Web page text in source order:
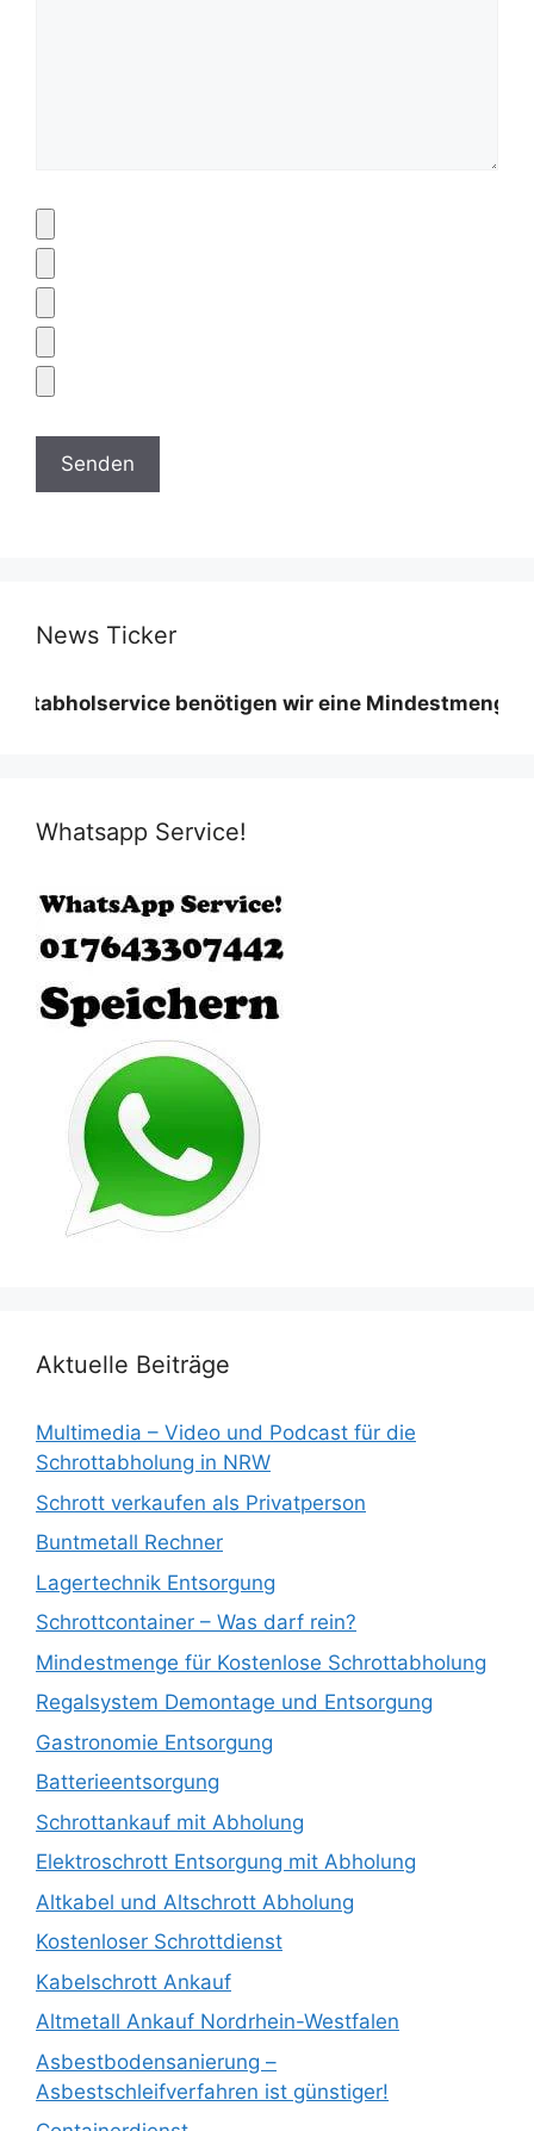
News Ticker
benötigen wir eine Mindestmenge
Whatsapp Service!
Aktuelle Beiträge
Multimedia – Video und Podcast für die
Schrottabholung in NRW
Schrott verkaufen als Privatperson
Buntmetall Rechner
Lagertechnik Entsorgung
Schrottcontainer – Was darf rein?
Mindestmenge für Kostenlose Schrottabholung
Regalsystem Demontage und Entsorgung
Gastronomie Entsorgung
Batterieentsorgung
Schrottankauf mit Abholung
Elektroschrott Entsorgung mit Abholung
Altkabel und Altschrott Abholung
Kostenloser Schrottdienst
Kabelschrott Ankauf
Altmetall Ankauf Nordrhein-Westfalen
Asbestbodensanierung –
Asbestschleifverfahren ist günstiger!